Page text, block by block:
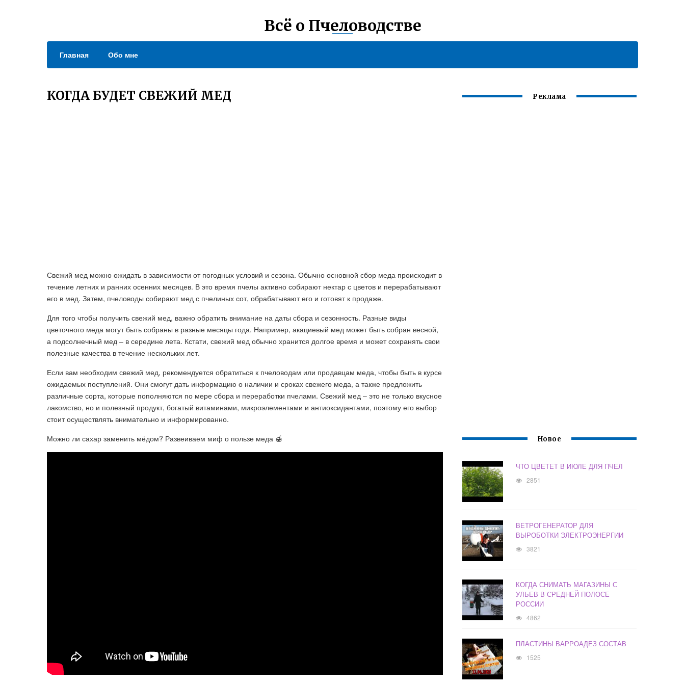
Всё о Пчеловодстве
Главная Обо мне
КОГДА БУДЕТ СВЕЖИЙ МЕД
Свежий мед можно ожидать в зависимости от погодных условий и сезона. Обычно основной сбор меда происходит в
течение летних и ранних осенних месяцев. В это время пчелы активно собирают нектар с цветов и перерабатывают
его в мед. Затем, пчеловоды собирают мед с пчелиных сот, обрабатывают его и готовят к продаже.
Для того чтобы получить свежий мед, важно обратить внимание на даты сбора и сезонность. Разные виды
цветочного меда могут быть собраны в разные месяцы года. Например, акациевый мед может быть собран весной,
а подсолнечный мед – в середине лета. Кстати, свежий мед обычно хранится долгое время и может сохранять свои
полезные качества в течение нескольких лет.
Если вам необходим свежий мед, рекомендуется обратиться к пчеловодам или продавцам меда, чтобы быть в курсе
ожидаемых поступлений. Они смогут дать информацию о наличии и сроках свежего меда, а также предложить
различные сорта, которые пополняются по мере сбора и переработки пчелами. Свежий мед – это не только вкусное
лакомство, но и полезный продукт, богатый витаминами, микроэлементами и антиоксидантами, поэтому его выбор
стоит осуществлять внимательно и информированно.
Можно ли сахар заменить мёдом? Развеиваем миф о пользе меда 🍯
Реклама
Новое
ЧТО ЦВЕТЕТ В ИЮЛЕ ДЛЯ ПЧЕЛ
2851
ВЕТРОГЕНЕРАТОР ДЛЯ
ВЫРОБОТКИ ЭЛЕКТРОЭНЕРГИИ
3821
КОГДА СНИМАТЬ МАГАЗИНЫ С
УЛЬЕВ В СРЕДНЕЙ ПОЛОСЕ
РОССИИ
4862
ПЛАСТИНЫ ВАРРОАДЕЗ СОСТАВ
1525